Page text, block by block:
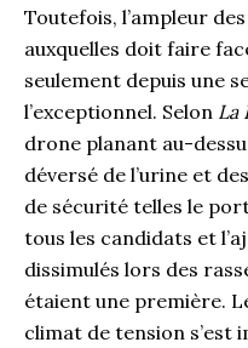
Toutefois, l’ampleur
auxquelles doit faire
seulement depuis une
l’exceptionnel. Selon La
drone planant au-
déversé de l’urine et
de sécurité telles le
tous les candidats et
dissimulés lors des
étaient une première.
climat de tension s’est